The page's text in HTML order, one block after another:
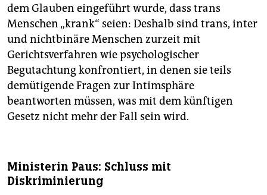
dem Glauben eingeführt wurde, dass trans
Menschen „krank“ seien: Deshalb sind trans, inter
und nichtbinäre Menschen zurzeit mit
Gerichtsverfahren wie psychologischer
Begutachtung konfrontiert, in denen sie teils
demütigende Fragen zur Intimsphäre
beantworten müssen, was mit dem künftigen
Gesetz nicht mehr der Fall sein wird.
Ministerin Paus: Schluss mit
Diskriminierung